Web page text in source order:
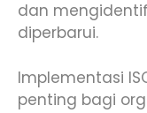
dan
diperbarui.
Implementasi
penting bagi